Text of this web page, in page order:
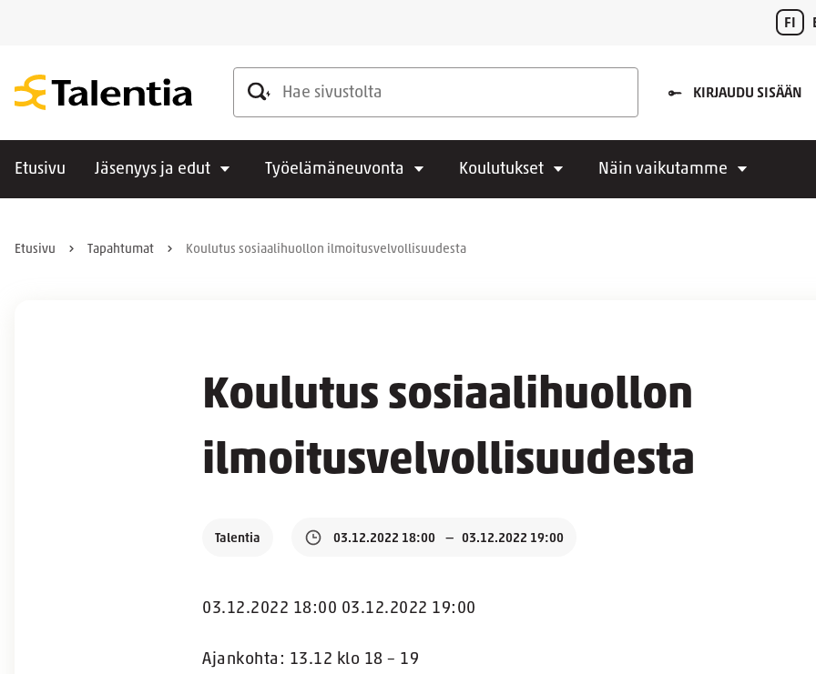
FI
Hae sivustolta
KIRJAUDU SISÄÄN
Etusivu Jäsenyys ja edut Työelämäneuvonta Koulutukset Näin vaikutamme
Etusivu Tapahtumat Koulutus sosiaalihuollon ilmoitusvelvollisuudesta
Koulutus sosiaalihuollon
ilmoitusvelvollisuudesta
Talentia 03.12.2022 18:00 03.12.2022 19:00
03.12.2022 18:00 03.12.2022 19:00
Ajankohta: 13.12 klo 18 – 19